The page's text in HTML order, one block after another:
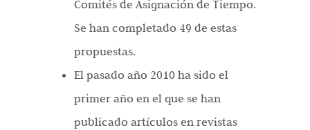
Comités de Asignación de Tiempo.
Se han completado 49 de estas
propuestas.
El pasado año 2010 ha sido el
primer año en el que se han
publicado artículos en revistas